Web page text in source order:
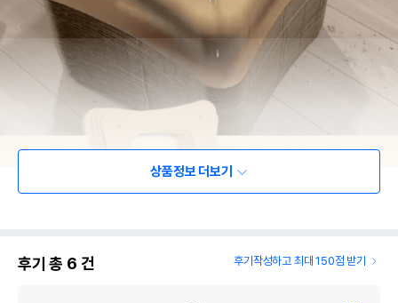
상품정보 더보기
후기 총 6 건 후기작성하고 최대 150점 받기